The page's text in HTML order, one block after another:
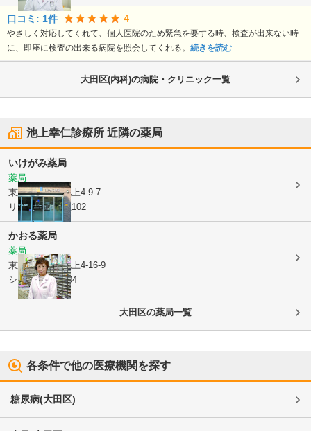
口コミ: 1件 4
やさしく対応してくれて、個人医院のため緊急を要する時、検査が出来ない時
に、即座に検査の出来る病院を照会してくれる。 続きを読む
大田区(内科)の病院・クリニック一覧
池上幸仁診療所 近隣の薬局
いけがみ薬局
薬局
東京都大田区池上4-9-7
リッシェル池上102
かおる薬局
薬局
東京都大田区池上4-16-9
シティオ池上104
大田区の薬局一覧
各条件で他の医療機関を探す
糖尿病(大田区)